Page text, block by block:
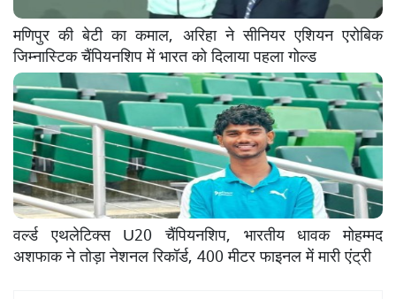
मणिपुर की बेटी का कमाल, अरिहा ने सीनियर एशियन एरोबिक
जिम्नास्टिक चैंपियनशिप में भारत को दिलाया पहला गोल्ड
वर्ल्ड एथलेटिक्स U20 चैंपियनशिप, भारतीय धावक मोहम्मद
अशफाक ने तोड़ा नेशनल रिकॉर्ड, 400 मीटर फाइनल में मारी एंट्री